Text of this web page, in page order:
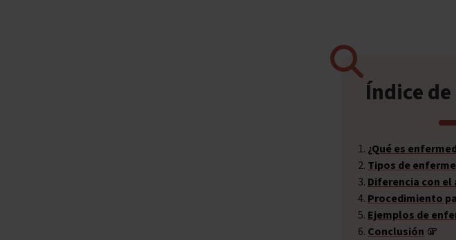
Índice
¿Qué es
Tipos de
Diferencia con
Procedimiento
Ejemplos de
Conclusión